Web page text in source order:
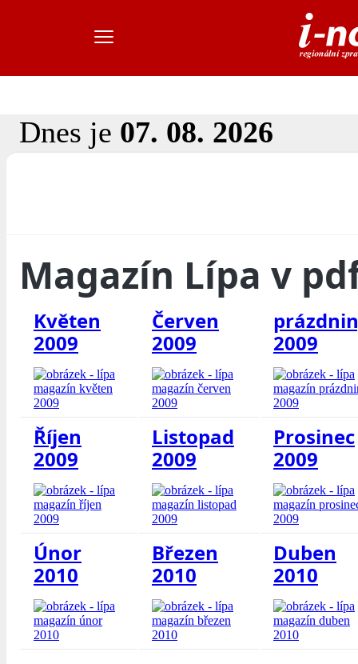
Dnes je 07. 08. 2026
Magazín Lípa v
Květen
2009
Červen
2009
2009
Říjen
2009
Listopad
2009
Prosinec
2009
Únor
2010
Březen
2010
Duben
2010